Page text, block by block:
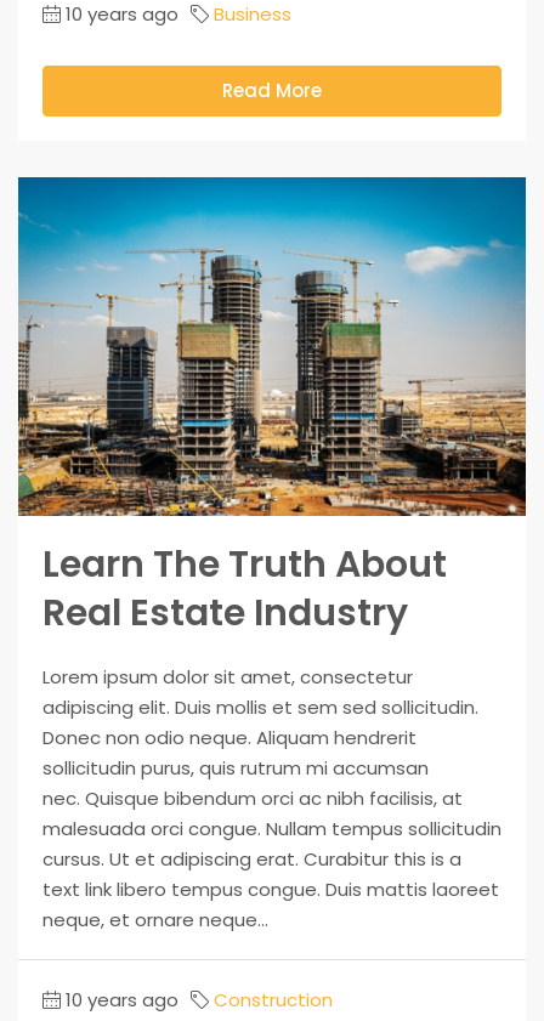
10 years ago Business
Read More
Learn The Truth About
Real Estate Industry
Lorem ipsum dolor sit amet, consectetur
adipiscing elit. Duis mollis et sem sed sollicitudin.
Donec non odio neque. Aliquam hendrerit
sollicitudin purus, quis rutrum mi accumsan
nec. Quisque bibendum orci ac nibh facilisis, at
malesuada orci congue. Nullam tempus sollicitudin
cursus. Ut et adipiscing erat. Curabitur this is a
text link libero tempus congue. Duis mattis laoreet
neque, et ornare neque...
10 years ago Construction